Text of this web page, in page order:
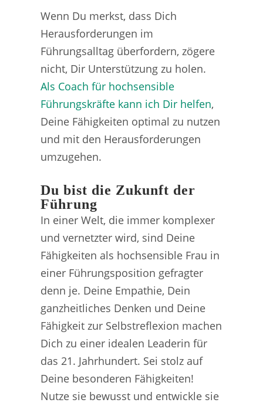
Wenn Du merkst, dass Dich
Herausforderungen im
Führungsalltag überfordern, zögere
nicht, Dir Unterstützung zu holen.
Als Coach für hochsensible
Führungskräfte kann ich Dir helfen,
Deine Fähigkeiten optimal zu nutzen
und mit den Herausforderungen
umzugehen.
Du bist die Zukunft der
Führung
In einer Welt, die immer komplexer
und vernetzter wird, sind Deine
Fähigkeiten als hochsensible Frau in
einer Führungsposition gefragter
denn je. Deine Empathie, Dein
ganzheitliches Denken und Deine
Fähigkeit zur Selbstreflexion machen
Dich zu einer idealen Leaderin für
das 21. Jahrhundert. Sei stolz auf
Deine besonderen Fähigkeiten!
Nutze sie bewusst und entwickle sie